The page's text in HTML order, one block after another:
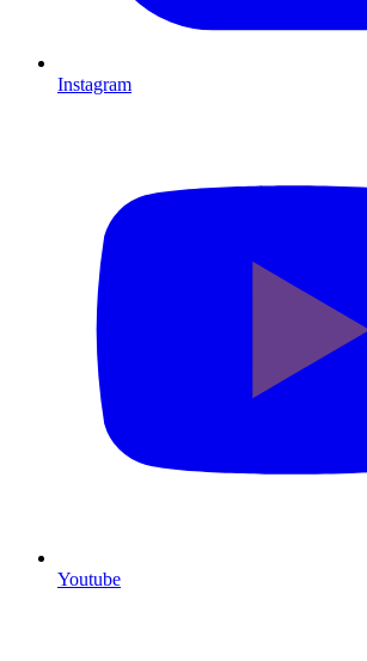
Instagram
Youtube